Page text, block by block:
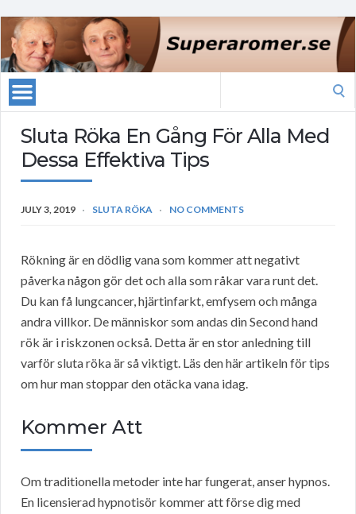
Sluta Röka En Gång För Alla Med
Dessa Effektiva Tips
JULY 3, 2019 SLUTA RÖKA NO COMMENTS
Rökning är en dödlig vana som kommer att negativt
påverka någon gör det och alla som råkar vara runt det.
Du kan få lungcancer, hjärtinfarkt, emfysem och många
andra villkor. De människor som andas din Second hand
rök är i riskzonen också. Detta är en stor anledning till
varför sluta röka är så viktigt. Läs den här artikeln för tips
om hur man stoppar den otäcka vana idag.
Kommer Att
Om traditionella metoder inte har fungerat, anser hypnos.
En licensierad hypnotisör kommer att förse dig med